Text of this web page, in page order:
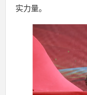
实力量。